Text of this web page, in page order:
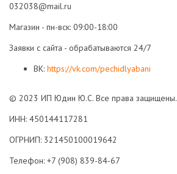
032038@mail.ru
Магазин - пн-вск: 09:00-18:00
Заявки с сайта - обрабатываются 24/7
ВК: https://vk.com/pechidlyabani
© 2023 ИП Юдин Ю.С. Все права защищены.
ИНН: 450144117281
ОГРНИП: 321450100019642
Телефон: +7 (908) 839-84-67